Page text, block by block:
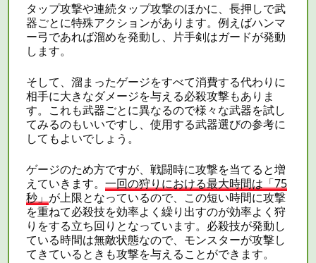
タップ攻撃や連続タップ攻撃のほかに、長押しで武
器ごとに特殊アクションがあります。例えばハンマ
ー弓であれば溜めを発動し、片手剣はガードが発動
します。
そして、溜まったゲージをすべて消費する代わりに
相手に大きなダメージを与える必殺攻撃もありま
す。これも武器ごとに異なるので様々な武器を試し
てみるのもいいですし、使用する武器選びの参考に
してもよいでしょう。
ゲージのため方ですが、戦闘時に攻撃を当てると増
えていきます。一回の狩りにおける最大時間は「75
秒」が上限となっているので、この短い時間に攻撃
を重ねて必殺技を効率よく繰り出すのが効率よく狩
りをする立ち回りとなっています。必殺技が発動し
ている時間は無敵状態なので、モンスターが攻撃し
てきているときも攻撃を与えることができます。